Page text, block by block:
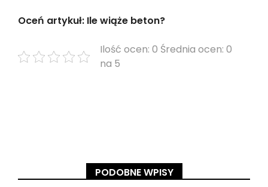
Oceń artykuł: Ile wiąże beton?
Ilość ocen: 0 Średnia ocen: 0
na 5
PODOBNE WPISY